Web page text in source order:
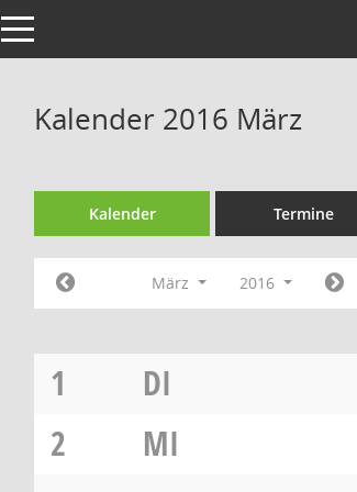
Toggle navigation
Kalender 2016 März
Kalender Termine
März 2016
1
DI
2
MI